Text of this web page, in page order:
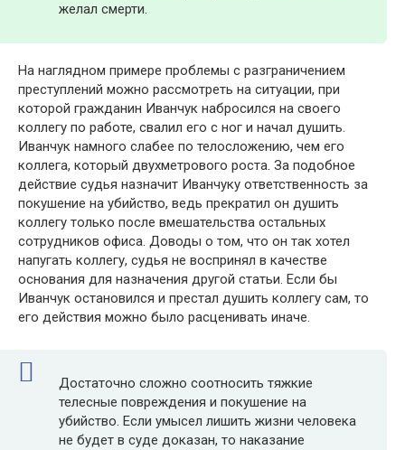
желал смерти.
На наглядном примере проблемы с разграничением
преступлений можно рассмотреть на ситуации, при
которой гражданин Иванчук набросился на своего
коллегу по работе, свалил его с ног и начал душить.
Иванчук намного слабее по телосложению, чем его
коллега, который двухметрового роста. За подобное
действие судья назначит Иванчуку ответственность за
покушение на убийство, ведь прекратил он душить
коллегу только после вмешательства остальных
сотрудников офиса. Доводы о том, что он так хотел
напугать коллегу, судья не воспринял в качестве
основания для назначения другой статьи. Если бы
Иванчук остановился и престал душить коллегу сам, то
его действия можно было расценивать иначе.
Достаточно сложно соотносить тяжкие
телесные повреждения и покушение на
убийство. Если умысел лишить жизни человека
не будет в суде доказан, то наказание